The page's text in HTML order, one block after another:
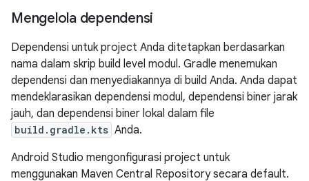
Mengelola dependensi
Dependensi untuk project Anda ditetapkan berdasarkan
nama dalam skrip build level modul. Gradle menemukan
dependensi dan menyediakannya di build Anda. Anda dapat
mendeklarasikan dependensi modul, dependensi biner jarak
jauh, dan dependensi biner lokal dalam file
build.gradle.kts Anda.
Android Studio mengonfigurasi project untuk
menggunakan Maven Central Repository secara default.